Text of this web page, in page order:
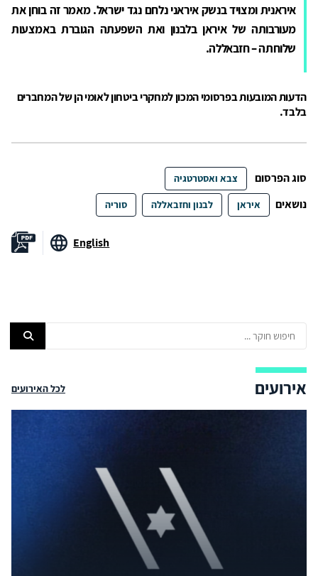
איראנית ומצויד בנשק איראני נלחם נגד ישראל. מאמר זה בוחן את
מעורבותה של איראן בלבנון ואת השפעתה הגוברת באמצעות
שלוחתה – חזבאללה.
הדעות המובעות בפרסומי המכון למחקרי ביטחון לאומי הן של המחברים
בלבד.
סוג הפרסום צבא ואסטרטגיה
נושאים איראן לבנון וחזבאללה סוריה
English
אירועים לכל האירועים